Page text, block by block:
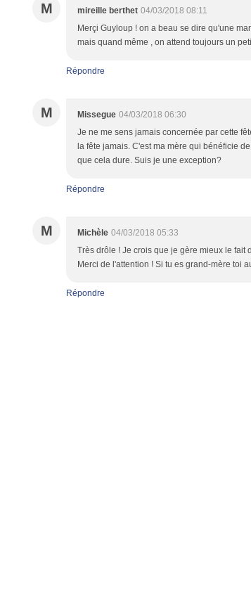
M mireille berthet 04/03/2018 08:11
Merçi Guyloup ! on a beau se dire qu'une
mais quand même , on attend toujours un
Répondre
M Missegue 04/03/2018 06:30
Je ne me sens jamais concernée par cette
la fête jamais. C'est ma mère qui bénéficie
que cela dure. Suis je une exception?
Répondre
M Michèle 04/03/2018 05:33
Très drôle ! Je crois que je gère mieux le
Merci de l'attention ! Si tu es grand-mère toi
Répondre